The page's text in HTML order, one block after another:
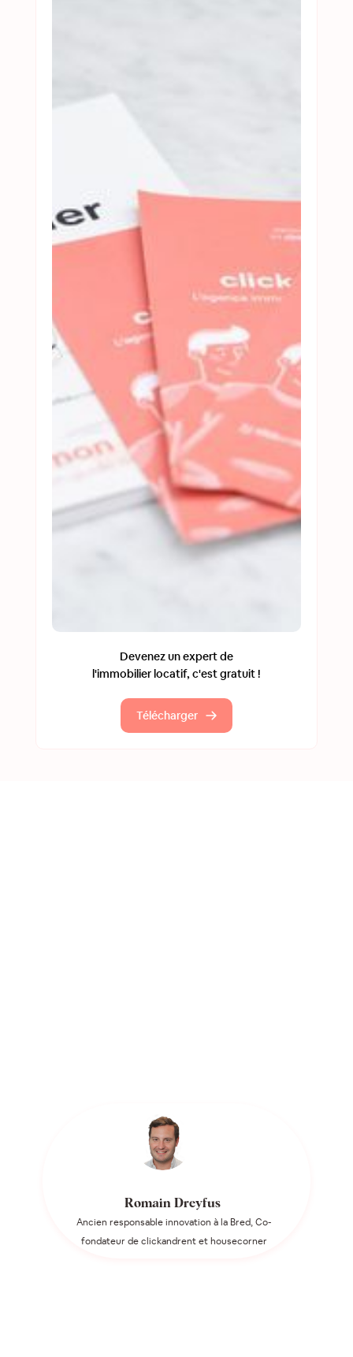
Devenez un expert de
l'immobilier locatif, c'est gratuit !
Télécharger
Romain Dreyfus
Ancien responsable innovation à la Bred, Co-
fondateur de clickandrent et housecorner